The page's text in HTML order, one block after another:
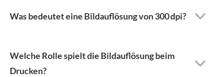
Was bedeutet eine Bildauflösung von 300 dpi?
Welche Rolle spielt die Bildauflösung beim
Drucken?